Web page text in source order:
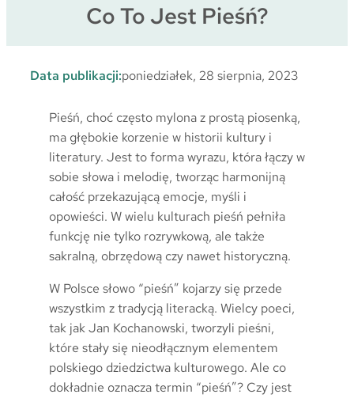
Co To Jest Pieśń?
Data publikacji:poniedziałek, 28 sierpnia, 2023
Pieśń, choć często mylona z prostą piosenką,
ma głębokie korzenie w historii kultury i
literatury. Jest to forma wyrazu, która łączy w
sobie słowa i melodię, tworząc harmonijną
całość przekazującą emocje, myśli i
opowieści. W wielu kulturach pieśń pełniła
funkcję nie tylko rozrywkową, ale także
sakralną, obrzędową czy nawet historyczną.
W Polsce słowo “pieśń” kojarzy się przede
wszystkim z tradycją literacką. Wielcy poeci,
tak jak Jan Kochanowski, tworzyli pieśni,
które stały się nieodłącznym elementem
polskiego dziedzictwa kulturowego. Ale co
dokładnie oznacza termin “pieśń”? Czy jest